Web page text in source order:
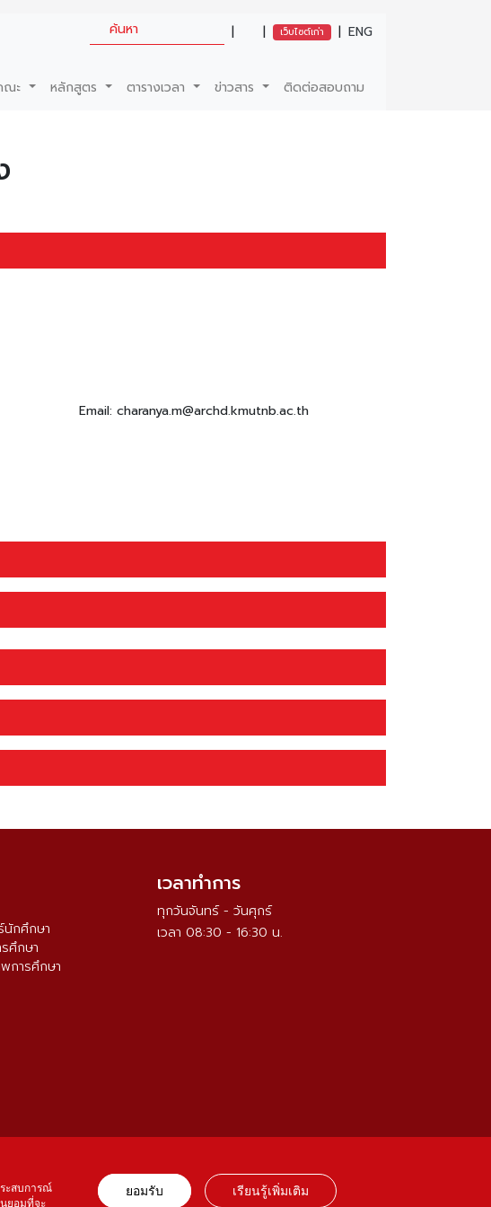
| | เว็บไซต์เก่า | ENG
ณะ หลักสูตร ตารางเวลา ข่าวสาร ติดต่อสอบถาม
Email: charanya.m@archd.kmutnb.ac.th
นักศึกษา
ศึกษา
การศึกษา
เวลาทำการ
ทุกวันจันทร์ - วันศุกร์
เวลา 08:30 - 16:30 น.
ะสบการณ์
ยอมที่จะ
ยอมรับ เรียนรู้เพิ่มเติม